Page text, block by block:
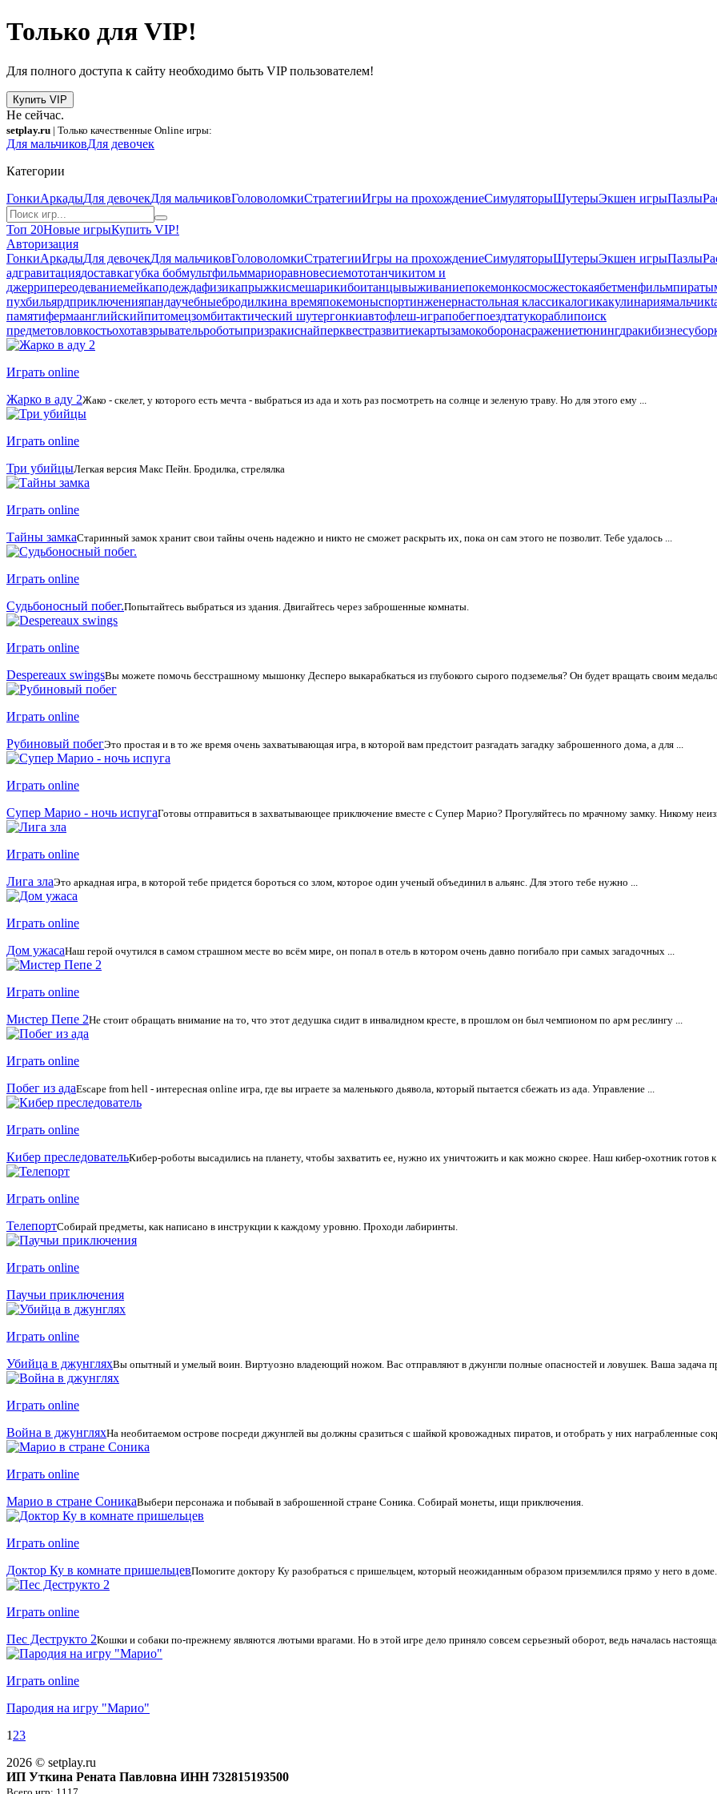
Только для VIP!
Для полного доступа к сайту необходимо быть VIP пользователем!
Купить VIP
Не сейчас.
setplay.ru | Только качественные Online игры:
Для мальчиковДля девочек
Категории
ГонкиАркадыДля девочекДля мальчиковГоловоломкиСтратегииИгры на прохождениеСимуляторыШутерыЭкшен игрыПазлы
Топ 20Новые игрыКупить VIP!
Авторизация
ГонкиАркадыДля девочекДля мальчиковГоловоломкиСтратегииИгры на прохождениеСимуляторыШутерыЭкшен игрыПазлы
адгравитациядоставкагубка бобмультфильммариоравновесиемототанчикитом и
джеррипереодеваниемейкаподеждафизикапрыжкисмешарикибоитанцывыживаниепокемонкосмосжестокаябетменфильмпираты
пухбильярдприключенияпандаучебныебродилкина времяпокемоныспортинженернастольная классикалогикакулинариямальчик
памятифермаанглийскийпитомецзомбитактический шутергонкиавтофлеш-играпобегпоездтатукораблипоиск
предметовловкостьохотавзрывательроботыпризракиснайперквестразвитиекартызамокоборонасражениетюнингдракибизнес
Играть online
Жарко в аду 2Жако - скелет, у которого есть мечта - выбраться из ада и хоть раз посмотреть на солнце и зеленую траву. Но для этого ему ...
Играть online
Три убийцыЛегкая версия Макс Пейн. Бродилка, стрелялка
Играть online
Тайны замкаСтаринный замок хранит свои тайны очень надежно и никто не сможет раскрыть их, пока он сам этого не позволит. Тебе удалось ...
Играть online
Судьбоносный побег.Попытайтесь выбраться из здания. Двигайтесь через заброшенные комнаты.
Играть online
Despereaux swingsВы можете помочь бесстрашному мышонку Десперо выкарабкаться из глубокого сырого подземелья? Он будет вращать своим
Играть online
Рубиновый побегЭто простая и в то же время очень захватывающая игра, в которой вам предстоит разгадать загадку заброшенного дома, а для ...
Играть online
Супер Марио - ночь испугаГотовы отправиться в захватывающее приключение вместе с Супер Марио? Прогуляйтесь по мрачному замку. Никому
Играть online
Лига злаЭто аркадная игра, в которой тебе придется бороться со злом, которое один ученый объединил в альянс. Для этого тебе нужно ...
Играть online
Дом ужасаНаш герой очутился в самом страшном месте во всём мире, он попал в отель в котором очень давно погибало при самых загадочных ...
Играть online
Мистер Пепе 2Не стоит обращать внимание на то, что этот дедушка сидит в инвалидном кресте, в прошлом он был чемпионом по арм реслингу ...
Играть online
Побег из адаEscape from hell - интересная online игра, где вы играете за маленького дьявола, который пытается сбежать из ада. Управление ...
Играть online
Кибер преследовательКибер-роботы высадились на планету, чтобы захватить ее, нужно их уничтожить и как можно скорее. Наш кибер-охотник готов к
Играть online
ТелепортСобирай предметы, как написано в инструкции к каждому уровню. Проходи лабиринты.
Играть online
Паучьи приключения
Играть online
Убийца в джунгляхВы опытный и умелый воин. Виртуозно владеющий ножом. Вас отправляют в джунгли полные опасностей и ловушек. Ваша задача
Играть online
Война в джунгляхНа необитаемом острове посреди джунглей вы должны сразиться с шайкой кровожадных пиратов, и отобрать у них награбленные
Играть online
Марио в стране СоникаВыбери персонажа и побывай в заброшенной стране Соника. Собирай монеты, ищи приключения.
Играть online
Доктор Ку в комнате пришельцевПомогите доктору Ку разобраться с пришельцем, который неожиданным образом приземлился прямо у него в
Играть online
Пес Деструкто 2Кошки и собаки по-прежнему являются лютыми врагами. Но в этой игре дело приняло совсем серьезный оборот, ведь началась настоящая
Играть online
Пародия на игру "Марио"
1 23
2026 © setplay.ru
ИП Уткина Рената Павловна ИНН 732815193500